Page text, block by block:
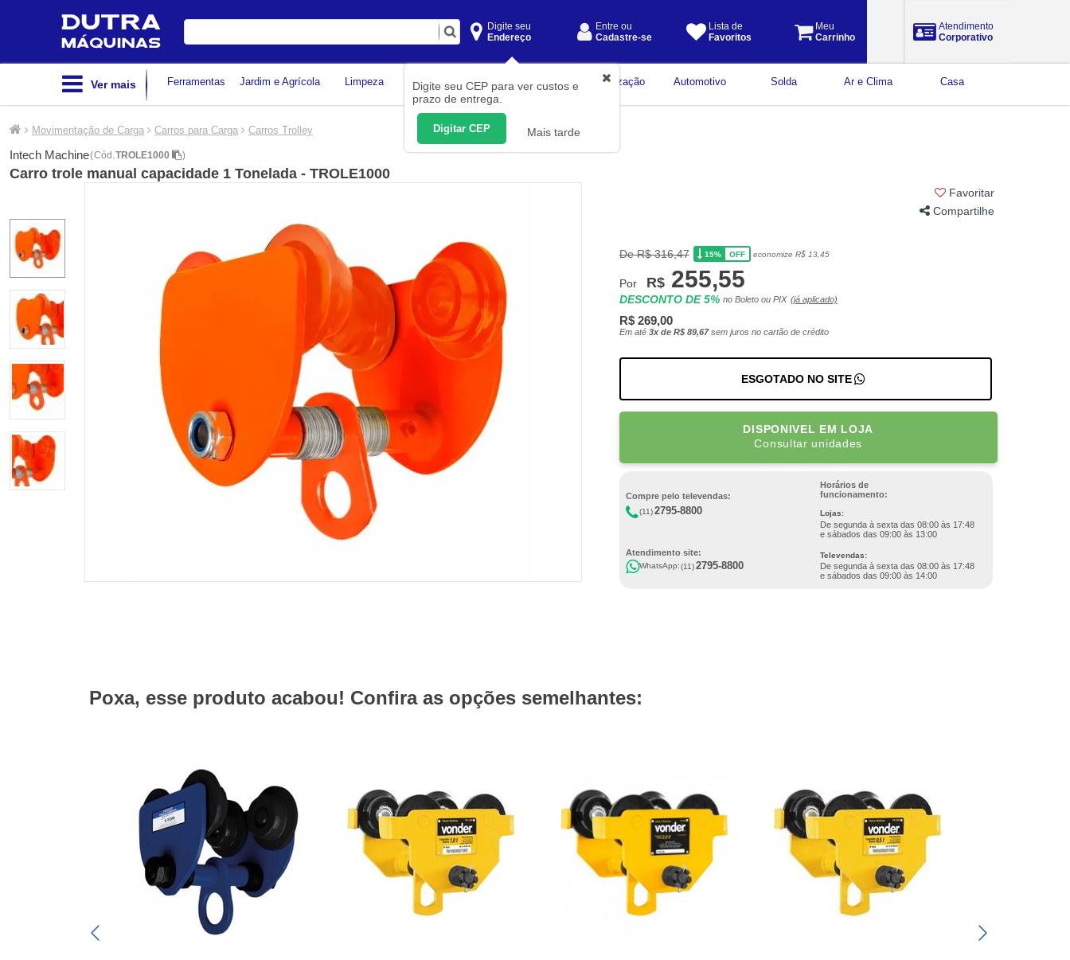
Digite
Digite seu
Endereço
Digite seu CEP para ver custos e
prazo de entrega.
Digitar CEP Mais tarde
Entre ou
Cadastre-se
Lista de
Favoritos
Meu
Carrinho
Atendimento
Corporativo
Ver mais Ferramentas Jardim e Agrícola Limpeza Construção Civil
Medição
Organização Automotivo Solda Ar e Clima Casa
Movimentação de Carga Carros para Carga Carros Trolley
Intech Machine(Cód. TROLE1000 )
Carro trole manual capacidade 1 Tonelada - TROLE1000
Favoritar
Compartilhe
De R$ 316,47 15% OFF economize R$ 13,45
Por R$ 255,55
DESCONTO DE 5% no Boleto ou PIX (já aplicado)
R$ 269,00
Em até 3x de R$ 89,67sem juros no cartão de crédito
ESGOTADO NO SITE
DISPONIVEL EM LOJA
Consultar unidades
Compre pelo televendas:
(11) 2795-8800
Atendimento site:
WhatsApp:(11) 2795-8800
Horários de
funcionamento:
Lojas:
De segunda à sexta das 08:00 às 17:48
e sábados das 09:00 às 13:00
Televendas:
De segunda à sexta das 08:00 às 17:48
e sábados das 09:00 às 14:00
Poxa, esse produto acabou! Confira as opções semelhantes: